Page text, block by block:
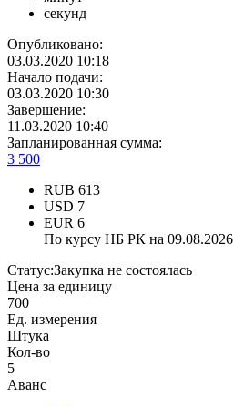
секунд
Опубликовано:
03.03.2020 10:18
Начало подачи:
03.03.2020 10:30
Завершение:
11.03.2020 10:40
Запланированная сумма:
3 500
RUB 613
USD 7
EUR 6
По курсу НБ РК на 09.08.2026
Статус:Закупка не состоялась
Цена за единицу
700
Ед. измерения
Штука
Кол-во
5
Аванс